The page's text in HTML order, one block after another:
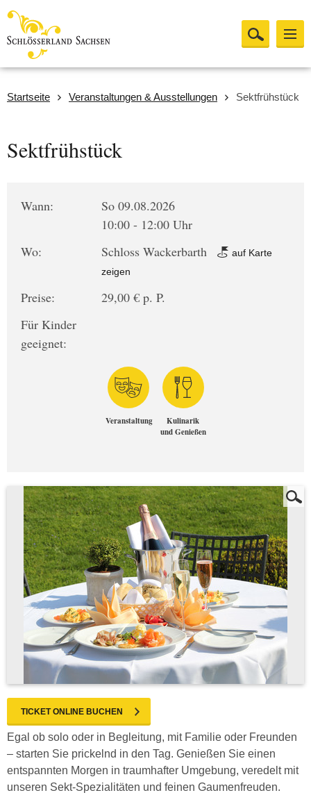
Startseite Veranstaltungen & Ausstellungen Sektfrühstück
Sektfrühstück
Wann:
So 09.08.2026
10:00 - 12:00 Uhr
Wo:
Schloss Wackerbarth
auf Karte
zeigen
Preise:
29,00 € p. P.
Für Kinder
geeignet:
Veranstaltung
Kulinarik
und Genießen
TICKET ONLINE BUCHEN
Egal ob solo oder in Begleitung, mit Familie oder Freunden
– starten Sie prickelnd in den Tag. Genießen Sie einen
entspannten Morgen in traumhafter Umgebung, veredelt mit
unseren Sekt-Spezialitäten und feinen Gaumenfreuden.